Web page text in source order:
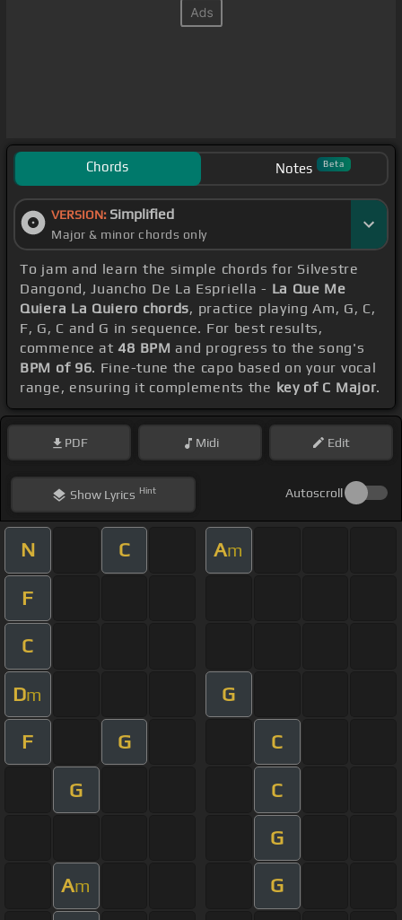
Chords Notes Beta
VERSION: Simplified
Major & minor chords only
To jam and learn the simple chords for Silvestre
Dangond, Juancho De La Espriella - La Que Me
Quiera La Quiero chords, practice playing Am, G, C,
F, G, C and G in sequence. For best results,
commence at48 BPM and progress to the song's
BPM of 96. Fine-tune the capo based on your vocal
range, ensuring it complements the key of C Major.
PDF Midi Edit
ShowLyrics Hint Autoscroll
N C Am
F
C
Dm G
F G C
G C
G
Am G